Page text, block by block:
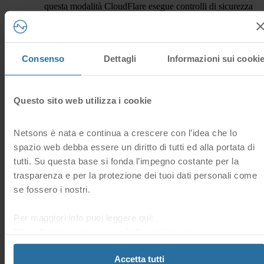
Consenso Dettagli Informazioni sui cookie
Questo sito web utilizza i cookie
Netsons è nata e continua a crescere con l’idea che lo
spazio web debba essere un diritto di tutti ed alla portata di
tutti. Su questa base si fonda l’impegno costante per la
trasparenza e per la protezione dei tuoi dati personali come
se fossero i nostri.
Per maggiori info puoi leggere qui:
Accetta tutti
Attivando questa modalità CloudFlare esegue controlli di sicurezza
aggiuntivi per mitigare gli attacchi DDOS di livello 7.
DDOS, CDN, CloudFlare
14 Utenti hanno trovato questa risposta utile
Hai trovato
risposta?
Domande frequenti correlate
Come posso accedere al pannello di gestione dei DNS del
servizio di CDN CloudFlare dalla mia Area Clienti?
Puoi accedere direttamente al pannello di gestione dei DNS
di CloudFlare dalla sezione “CDN” > “Gestione CDN” >
È possibile geolocalizzare i visitatori del tuo sito Web tramite